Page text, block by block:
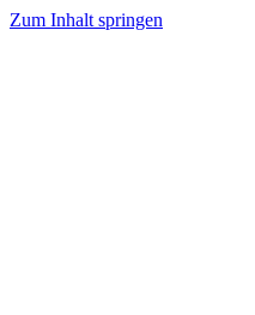
Zum Inhalt springen